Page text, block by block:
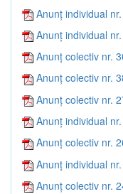
Anunț individual
Anunț individual
Anunț colectiv nr.
Anunț colectiv nr.
Anunț colectiv nr.
Anunț individual
Anunț colectiv nr.
Anunț individual
Anunț colectiv nr.